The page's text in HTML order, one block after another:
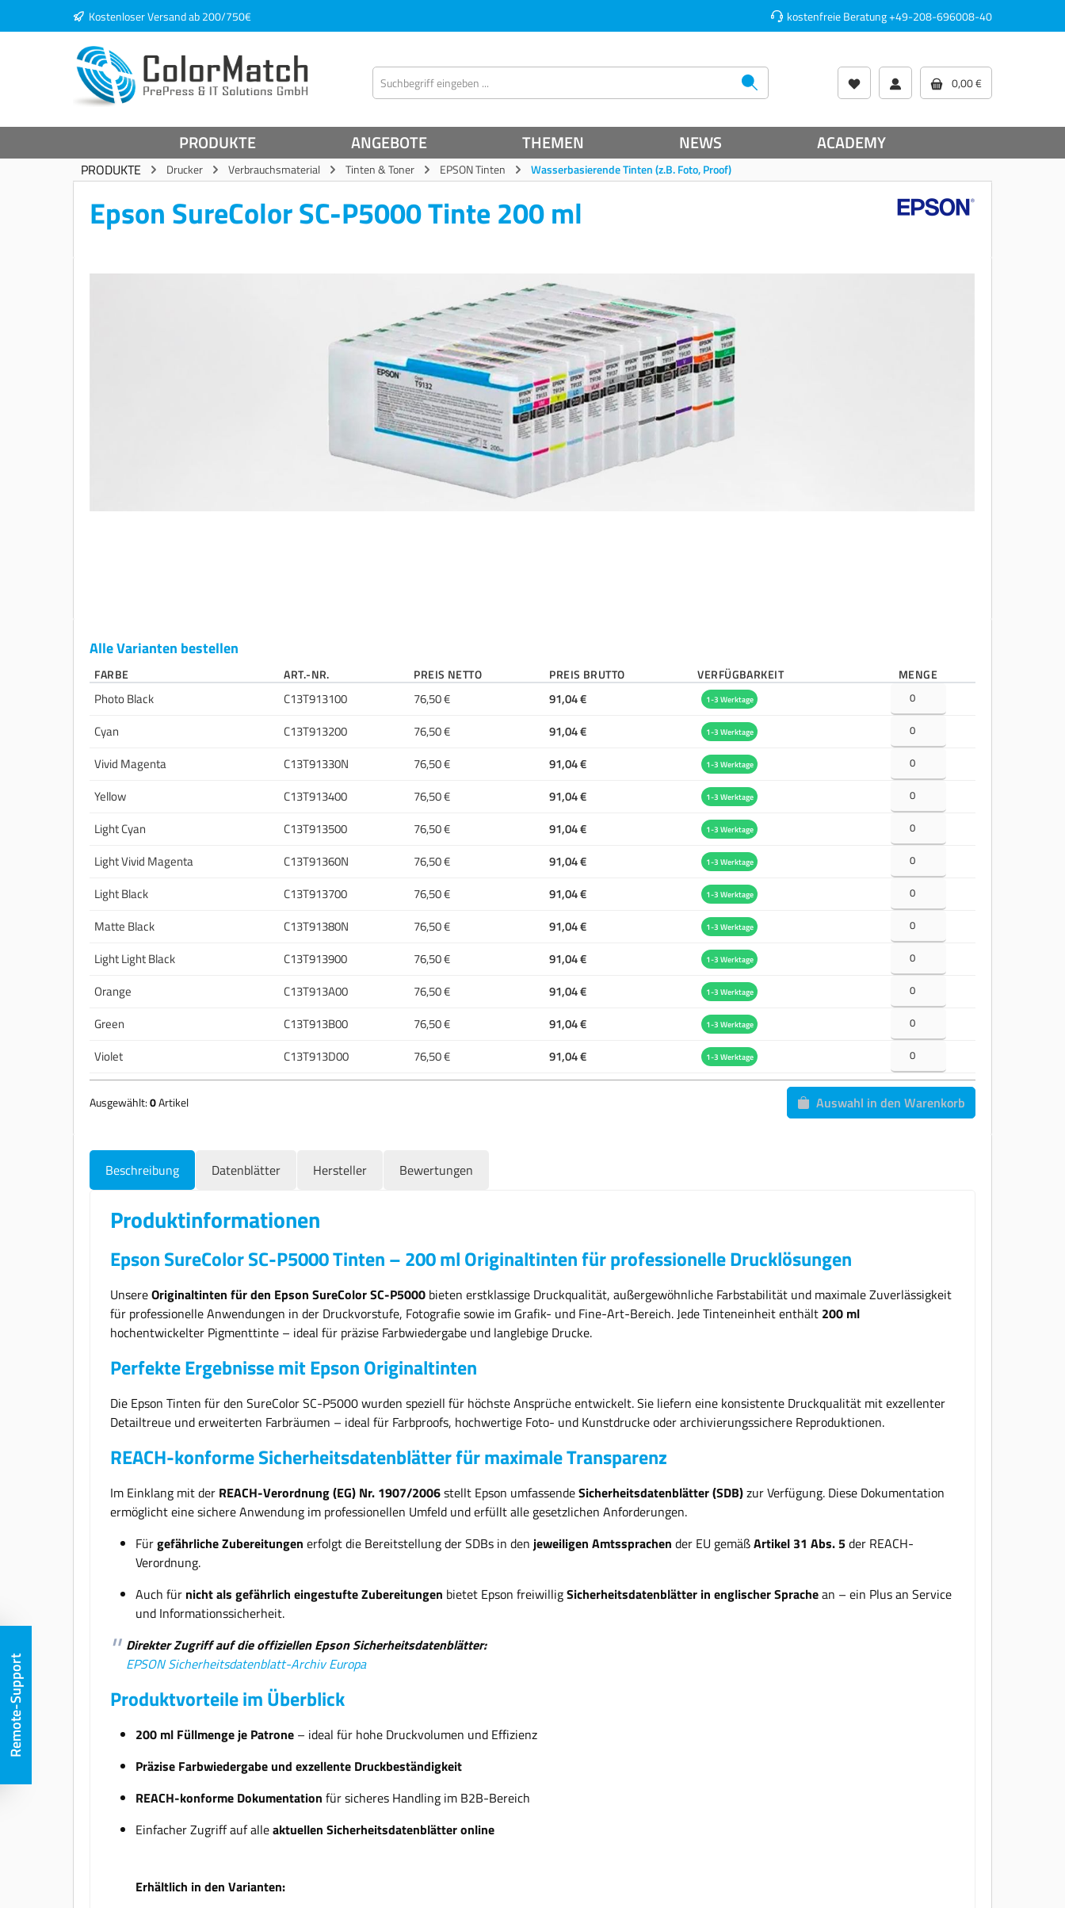
Zur Hauptnavigation springen
Kostenloser Versand ab 200/750€ kostenfreie Beratung+49-208-696008-40
0,00 €
PRODUKTE ANGEBOTE THEMEN NEWS ACADEMY
PRODUKTE Drucker Verbrauchsmaterial Tinten & Toner EPSON Tinten Wasserbasierende Tinten (z.B. Foto, Proof)
Epson SureColor SC-P5000 Tinte 200 ml
Alle Varianten bestellen
FARBE ART.-NR. PREIS NETTO PREIS BRUTTO VERFÜGBARKEIT MENGE
Photo Black C13T913100 76,50 € 91,04 € 1-3 Werktage
Cyan C13T913200 76,50 € 91,04 € 1-3 Werktage
Vivid Magenta C13T91330N 76,50 € 91,04 € 1-3 Werktage
Yellow C13T913400 76,50 € 91,04 € 1-3 Werktage
Light Cyan C13T913500 76,50 € 91,04 € 1-3 Werktage
Light Vivid Magenta C13T91360N 76,50 € 91,04 € 1-3 Werktage
Light Black C13T913700 76,50 € 91,04 € 1-3 Werktage
Matte Black C13T91380N 76,50 € 91,04 € 1-3 Werktage
Light Light Black C13T913900 76,50 € 91,04 € 1-3 Werktage
Orange C13T913A00 76,50 € 91,04 € 1-3 Werktage
Green C13T913B00 76,50 € 91,04 € 1-3 Werktage
Violet C13T913D00 76,50 € 91,04 € 1-3 Werktage
Ausgewählt:0Artikel Auswahl in den Warenkorb
Beschreibung Datenblätter Hersteller Bewertungen
Produktinformationen
Epson SureColor SC-P5000 Tinten – 200 ml Originaltinten für professionelle Drucklösungen
UnsereOriginaltinten für den Epson SureColor SC-P5000 bieten erstklassige Druckqualität, außergewöhnliche Farbstabilität und maximale Zuverlässigkeit
für professionelle Anwendungen in der Druckvorstufe, Fotografie sowie im Grafik- und Fine-Art-Bereich. Jede Tinteneinheit enthält 200 ml
hochentwickelter Pigmenttinte – ideal für präzise Farbwiedergabe und langlebige Drucke.
Perfekte Ergebnisse mit Epson Originaltinten
Die Epson Tinten für den SureColor SC-P5000 wurden speziell für höchste Ansprüche entwickelt. Sie liefern eine konsistente Druckqualität mit exzellenter
Detailtreue und erweiterten Farbräumen – ideal für Farbproofs, hochwertige Foto- und Kunstdrucke oder archivierungssichere Reproduktionen.
REACH-konforme Sicherheitsdatenblätter für maximale Transparenz
Im Einklang mit der REACH-Verordnung (EG) Nr. 1907/2006stellt Epson umfassendeSicherheitsdatenblätter (SDB)zur Verfügung. Diese Dokumentation
ermöglicht eine sichere Anwendung im professionellen Umfeld und erfüllt alle gesetzlichen Anforderungen.
Fürgefährliche Zubereitungen erfolgt die Bereitstellung der SDBs in den jeweiligen Amtssprachen der EU gemäßArtikel 31 Abs. 5der REACH-
Verordnung.
Auch für nicht als gefährlich eingestufte Zubereitungen bietet Epson freiwilligSicherheitsdatenblätter in englischer Sprachean – ein Plus an Service
und Informationssicherheit.
Direkter Zugriff auf die offiziellen Epson Sicherheitsdatenblätter:
EPSON Sicherheitsdatenblatt-Archiv Europa
Produktvorteile im Überblick
200 ml Füllmenge je Patrone – ideal für hohe Druckvolumen und Effizienz
Präzise Farbwiedergabe und exzellente Druckbeständigkeit
REACH-konforme Dokumentation für sicheres Handling im B2B-Bereich
Einfacher Zugriff auf alleaktuellen Sicherheitsdatenblätter online
Erhältlich in den Varianten:
Remote-Support